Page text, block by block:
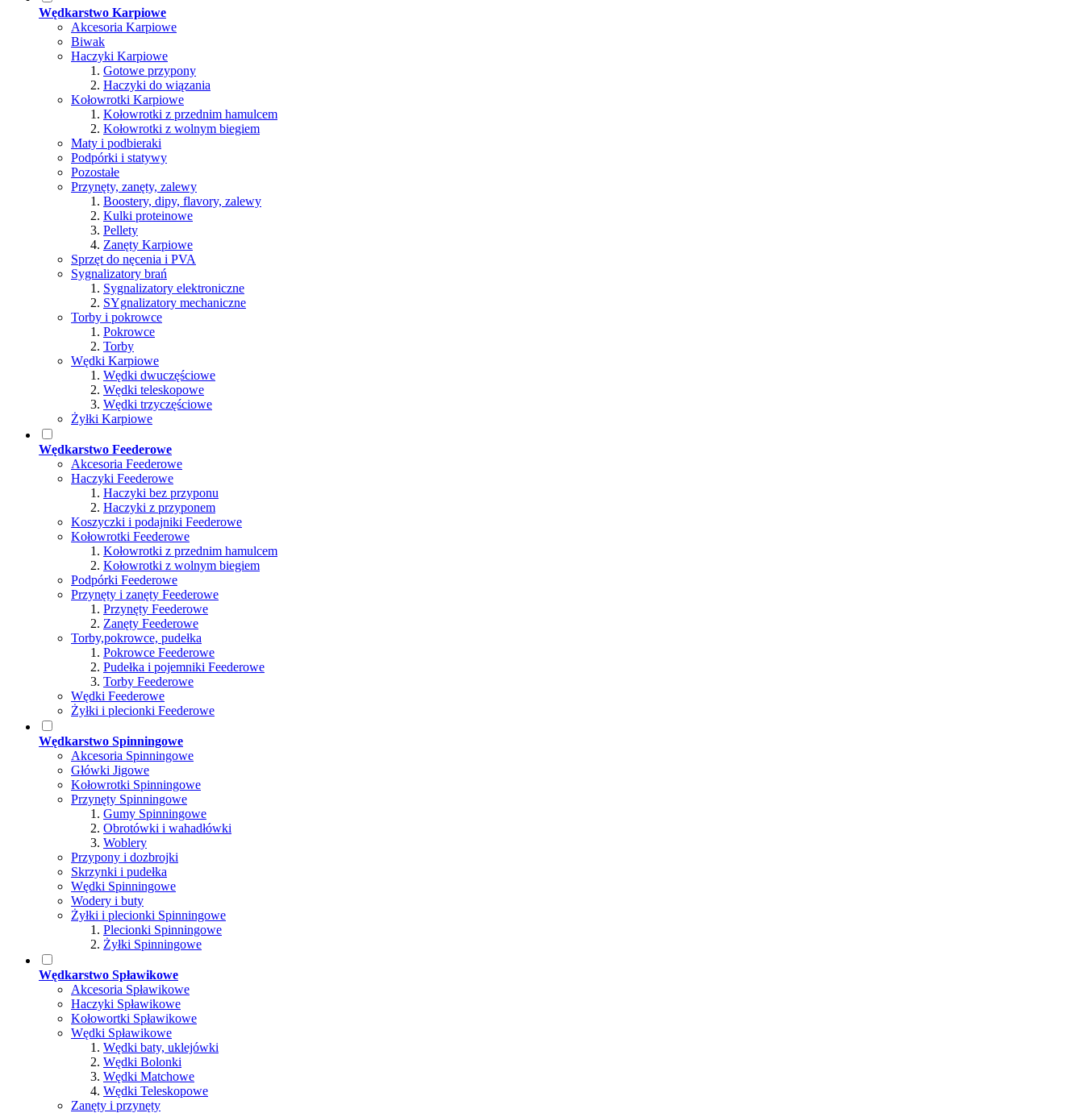
Wędkarstwo Karpiowe
Akcesoria Karpiowe
Biwak
Haczyki Karpiowe
Gotowe przypony
Haczyki do wiązania
Kołowrotki Karpiowe
Kołowrotki z przednim hamulcem
Kołowrotki z wolnym biegiem
Maty i podbieraki
Podpórki i statywy
Pozostałe
Przynęty, zanęty, zalewy
Boostery, dipy, flavory, zalewy
Kulki proteinowe
Pellety
Zanęty Karpiowe
Sprzęt do nęcenia i PVA
Sygnalizatory brań
Sygnalizatory elektroniczne
SYgnalizatory mechaniczne
Torby i pokrowce
Pokrowce
Torby
Wędki Karpiowe
Wędki dwuczęściowe
Wędki teleskopowe
Wędki trzyczęściowe
Żyłki Karpiowe
Wędkarstwo Feederowe
Akcesoria Feederowe
Haczyki Feederowe
Haczyki bez przyponu
Haczyki z przyponem
Koszyczki i podajniki Feederowe
Kołowrotki Feederowe
Kołowrotki z przednim hamulcem
Kołowrotki z wolnym biegiem
Podpórki Feederowe
Przynęty i zanęty Feederowe
Przynęty Feederowe
Zanęty Feederowe
Torby,pokrowce, pudełka
Pokrowce Feederowe
Pudełka i pojemniki Feederowe
Torby Feederowe
Wędki Feederowe
Żyłki i plecionki Feederowe
Wędkarstwo Spinningowe
Akcesoria Spinningowe
Główki Jigowe
Kołowrotki Spinningowe
Przynęty Spinningowe
Gumy Spinningowe
Obrotówki i wahadłówki
Woblery
Przypony i dozbrojki
Skrzynki i pudełka
Wędki Spinningowe
Wodery i buty
Żyłki i plecionki Spinningowe
Plecionki Spinningowe
Żyłki Spinningowe
Wędkarstwo Spławikowe
Akcesoria Spławikowe
Haczyki Spławikowe
Kołowortki Spławikowe
Wędki Spławikowe
Wędki baty, uklejówki
Wędki Bolonki
Wędki Matchowe
Wędki Teleskopowe
Zanęty i przynęty